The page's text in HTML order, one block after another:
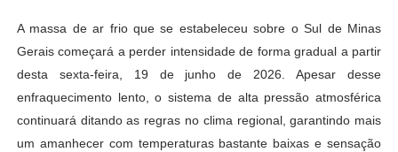
A massa de ar frio que se estabeleceu sobre o Sul de Minas
Gerais começará a perder intensidade de forma gradual a partir
desta sexta-feira, 19 de junho de 2026. Apesar desse
enfraquecimento lento, o sistema de alta pressão atmosférica
continuará ditando as regras no clima regional, garantindo mais
um amanhecer com temperaturas bastante baixas e sensação